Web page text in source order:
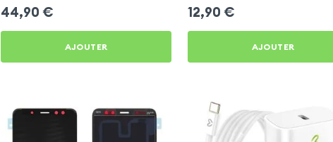
44,90 €
AJOUTER
12,90 €
AJOUTER